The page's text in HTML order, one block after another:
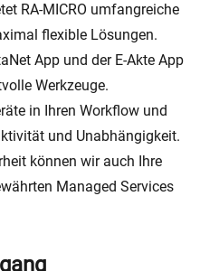
RA-MICRO umfangreiche
flexible Lösungen.
App und der E-Akte App
Werkzeuge.
in Ihren Workflow und
und Unabhängigkeit.
können wir auch Ihre
Managed Services